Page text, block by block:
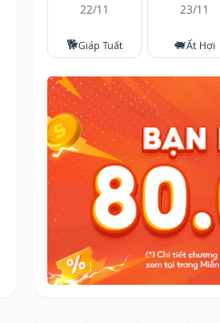
22/11
🐕Giáp Tuất
23/11
🐖Ất Hợi